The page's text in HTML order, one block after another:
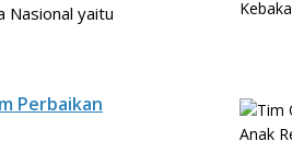
Nasional yaitu
Perbaikan